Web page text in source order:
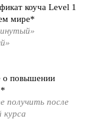
коуча Level 1
мире*
о повышении
получить после
курса